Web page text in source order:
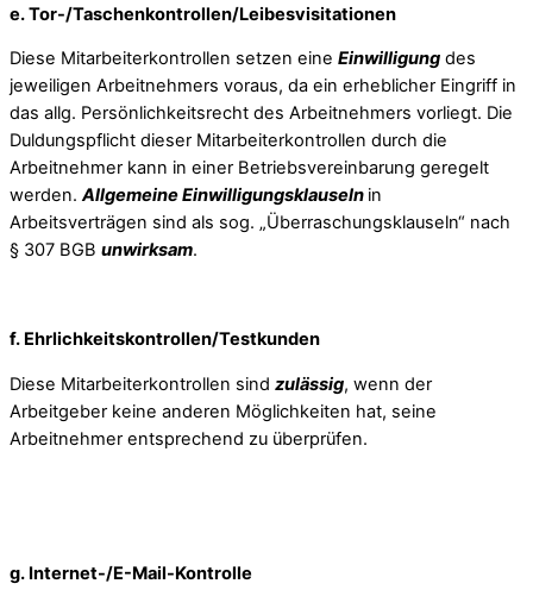
e. Tor-/Taschenkontrollen/Leibesvisitationen
Diese Mitarbeiterkontrollen setzen eine Einwilligung des
jeweiligen Arbeitnehmers voraus, da ein erheblicher Eingriff in
das allg. Persönlichkeitsrecht des Arbeitnehmers vorliegt. Die
Duldungspflicht dieser Mitarbeiterkontrollen durch die
Arbeitnehmer kann in einer Betriebsvereinbarung geregelt
werden.Allgemeine Einwilligungsklauseln in
Arbeitsverträgen sind als sog. „Überraschungsklauseln“ nach
§ 307 BGB unwirksam.
f. Ehrlichkeitskontrollen/Testkunden
Diese Mitarbeiterkontrollen sind zulässig, wenn der
Arbeitgeber keine anderen Möglichkeiten hat, seine
Arbeitnehmer entsprechend zu überprüfen.
g. Internet-/E-Mail-Kontrolle